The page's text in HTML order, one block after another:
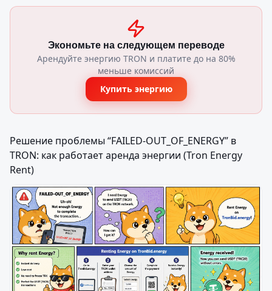
Экономьте на следующем переводе
Арендуйте энергию TRON и платите до на 80%
меньше комиссий
Купить энергию
Решение проблемы “FAILED-OUT_OF_ENERGY” в
TRON: как работает аренда энергии (Tron Energy
Rent)